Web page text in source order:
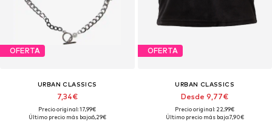
OFERTA
URBAN CLASSICS
7,34€
Precio original: 17,99€
Último precio más bajo:6,29€
OFERTA
URBAN CLASSICS
Desde 9,77€
Precio original: 22,99€
Último precio más bajo:7,90€